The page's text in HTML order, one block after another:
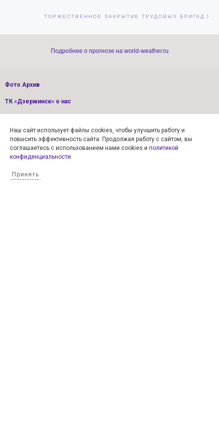
ТОРЖЕСТВЕННОЕ ЗАКРЫТИЕ ТРУДОВЫХ БРИГАД
Подробнее о прогнозе на world-weather.ru
Фото Архив
ТК «Дзержинск» о нас
Наш сайт использует файлы cookies, чтобы улучшить работу и
повысить эффективность сайта. Продолжая работу с сайтом, вы
соглашаетесь с использованием нами cookies и политикой
конфиденциальности.
Принять